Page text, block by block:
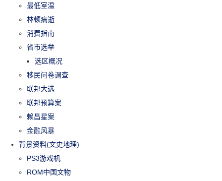
最低室温
林顿病逝
消费指南
省市选举
选区概况
移民问卷调查
联邦大选
联邦预算案
赖昌星案
金融风暴
背景资料(文史地理)
PS3游戏机
ROM中国文物